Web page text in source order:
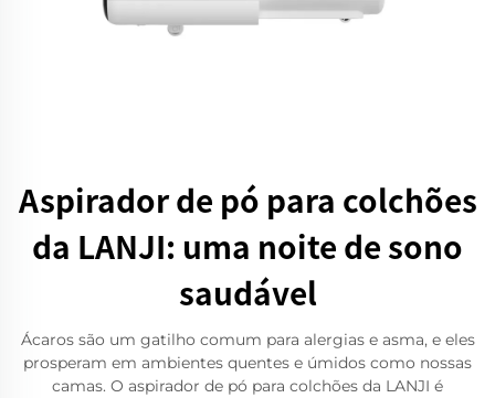
Aspirador de pó para colchões
da LANJI: uma noite de sono
saudável
Ácaros são um gatilho comum para alergias e asma, e eles
prosperam em ambientes quentes e úmidos como nossas
camas. O aspirador de pó para colchões da LANJI é